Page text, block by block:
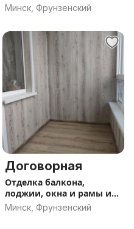
Минск, Фрунзенский
Договорная
Отделка балкона,
лоджии, окна и рамы из
ПВХ и алюминия.
Минск, Фрунзенский